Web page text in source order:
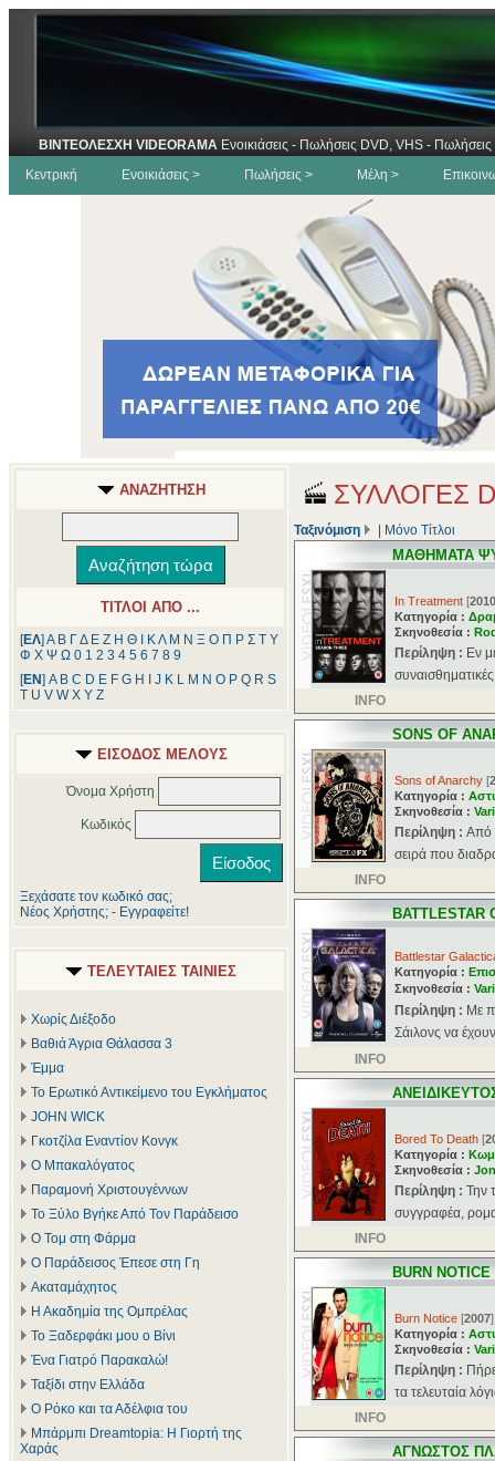
ΒΙΝΤΕΟΛΕΣΧΗ VIDEORAMA Ενοικιάσεις - Πωλήσεις DVD, VHS -
Κεντρική
Ενοικιάσεις > Πωλήσεις > Μέλη >
ΑΝΑΖΗΤΗΣΗ
ΤΙΤΛΟΙ ΑΠΟ ...
[ΕΛ] Α Β ΓΔ Ε Ζ Η Θ ΚΛ Μ Ν Ξ Ο Π Ρ Σ Τ Υ
Φ Χ Ψ Ω 0 1 2 3 4 5 6 7 8 9
[ΕΝ] A B C D E F G H J K L M N O P Q R S
T U V W X Y Z
ΕΙΣΟΔΟΣ ΜΕΛΟΥΣ
Όνομα Χρήστη
Κωδικός
Ξεχάσατε τον κωδικό σας;
Νέος Χρήστης; - Εγγραφείτε!
ΤΕΛΕΥΤΑΙΕΣ ΤΑΙΝΙΕΣ
Χωρίς Διέξοδο
Βαθιά Άγρια Θάλασσα 3
Έμμα
Το Ερωτικό Αντικείμενο του Εγκλήματος
JOHN WICK
Γκοτζίλα Εναντίον Κονγκ
Ο Μπακαλόγατος
Παραμονή Χριστουγέννων
Το Ξύλο Βγήκε Από Τον Παράδεισο
Ο Τομ στη Φάρμα
Ο Παράδεισος Έπεσε στη Γη
Ακαταμάχητος
Η Ακαδημία της Ομπρέλας
Το Ξαδερφάκι μου ο Βίνι
Ένα Γιατρό Παρακαλώ!
Ταξίδι στην Ελλάδα
Ο Ρόκο και τα Αδέλφια του
Μπάρμπι Dreamtopia: Η Γιορτή της
Χαράς
ΣΥΛΛΟΓΕΣ
Ταξινόμιση Μόνο Τίτλοι
ΜΑΘΗΜΑΤΑ
In Treatment [2010
Κατηγορία :
Σκηνοθεσία :
Περίληψη : Εν
INFO
SONS OF
Sons of Anarchy [
Κατηγορία :
Σκηνοθεσία :
Περίληψη : Aπό
σειρά που
INFO
BATTLESTAR
Battlestar
Κατηγορία :
Σκηνοθεσία :
Περίληψη : Με
Σάιλονς να
INFO
Bored To Death [
Κατηγορία :
Σκηνοθεσία :
Περίληψη : Την
συγγραφέα,
INFO
BURN NOTICE
Burn Notice [2007]
Κατηγορία :
Σκηνοθεσία :
Περίληψη :
τα τελευταία
INFO
ΑΓΝΩΣΤΟΣ